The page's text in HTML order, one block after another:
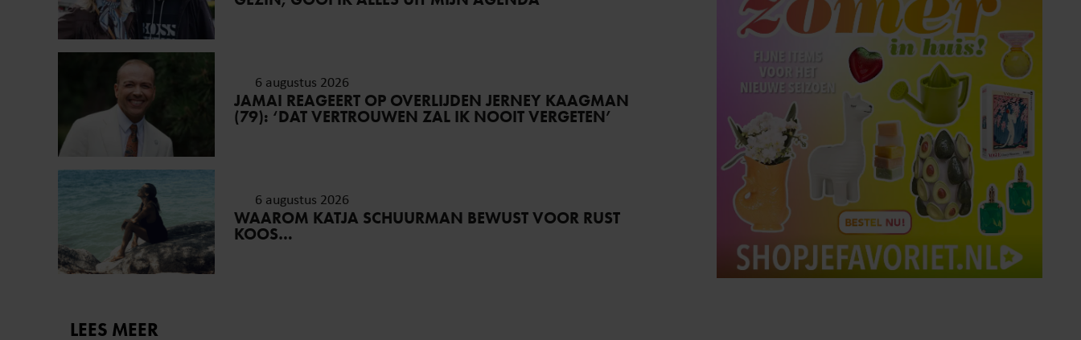
6 augustus 2026
JAMAI REAGEERT OP OVERLIJDEN JERNEY KAAGMAN
(79): ‘DAT VERTROUWEN ZAL IK NOOIT VERGETEN’
6 augustus 2026
WAAROM KATJA SCHUURMAN BEWUST VOOR RUST
KOOS…